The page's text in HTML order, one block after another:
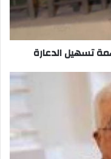
تسهيل الدعارة